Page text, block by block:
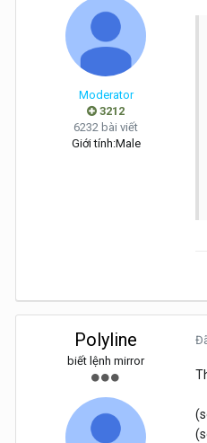
Moderator
3212
6232 bài viết
Giới tính:Male
Polyline
biết lệnh mirror